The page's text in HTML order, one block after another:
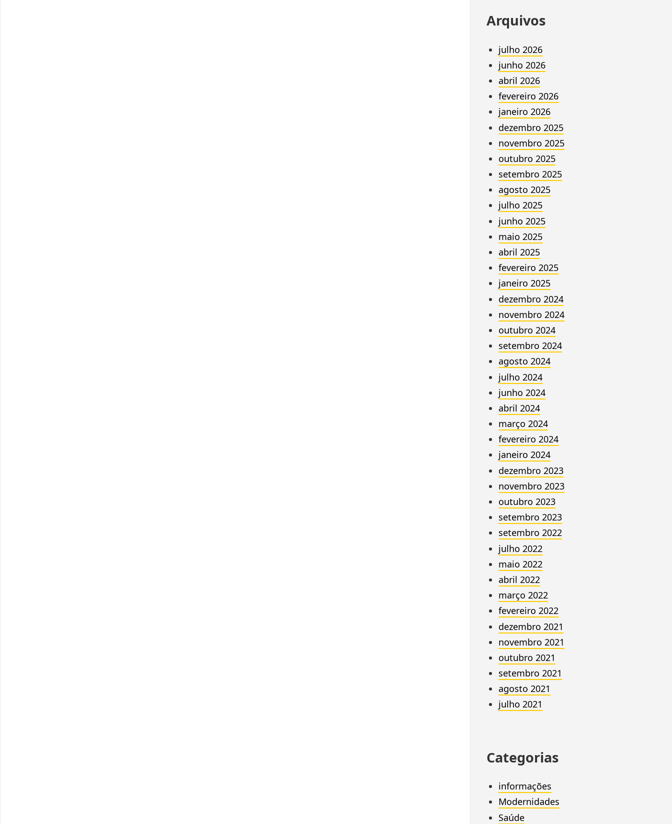
Arquivos
julho 2026
junho 2026
abril 2026
fevereiro 2026
janeiro 2026
dezembro 2025
novembro 2025
outubro 2025
setembro 2025
agosto 2025
julho 2025
junho 2025
maio 2025
abril 2025
fevereiro 2025
janeiro 2025
dezembro 2024
novembro 2024
outubro 2024
setembro 2024
agosto 2024
julho 2024
junho 2024
abril 2024
março 2024
fevereiro 2024
janeiro 2024
dezembro 2023
novembro 2023
outubro 2023
setembro 2023
setembro 2022
julho 2022
maio 2022
abril 2022
março 2022
fevereiro 2022
dezembro 2021
novembro 2021
outubro 2021
setembro 2021
agosto 2021
julho 2021
Categorias
informações
Modernidades
Saúde